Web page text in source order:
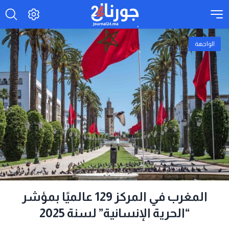
الواجهة
المغرب في المركز 129 عالميًا بمؤشر
“الحرية الإنسانية” لسنة 2025